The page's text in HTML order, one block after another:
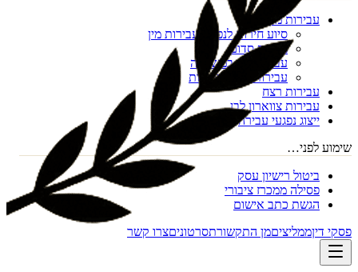
עבירות מין
סיוע חירום לנפגעי עבירות מין
מעשה סדום
עבירות מין במשפחה
עבירות מין דיגיטליות
עבירות רצח
עבירות צווארון לבן
ייצוג נפגעי עבירה
שימוע לפני…
ביטול רישיון עסק
פסילה ממכרז ציבורי
הגשת כתב אישום
פסקי דיןממליציםמן התקשורתסרטוניםצרו קשר